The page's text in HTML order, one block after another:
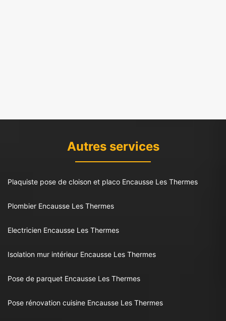
Autres services
Plaquiste pose de cloison et placo Encausse Les Thermes
Plombier Encausse Les Thermes
Electricien Encausse Les Thermes
Isolation mur intérieur Encausse Les Thermes
Pose de parquet Encausse Les Thermes
Pose rénovation cuisine Encausse Les Thermes